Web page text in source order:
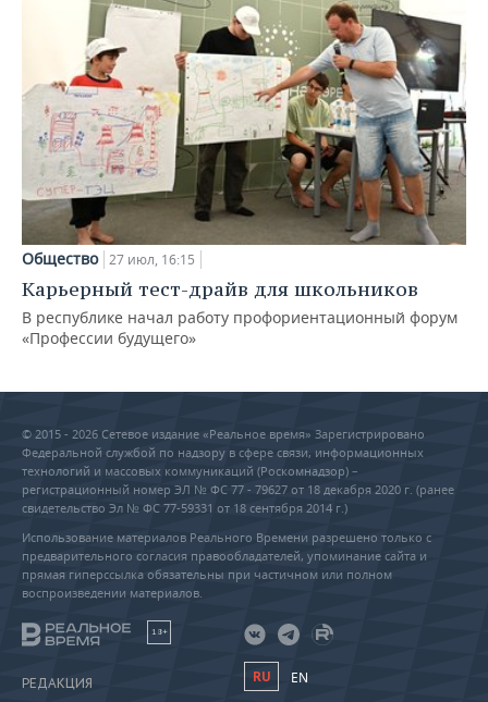
Общество 27 июл, 16:15
Карьерный тест-драйв для школьников
В республике начал работу профориентационный форум
«Профессии будущего»
© 2015 - 2026 Сетевое издание «Реальное время» Зарегистрировано
Федеральной службой по надзору в сфере связи, информационных
технологий и массовых коммуникаций (Роскомнадзор) –
регистрационный номер ЭЛ № ФС 77 - 79627 от 18 декабря 2020 г. (ранее
свидетельство Эл № ФС 77-59331 от 18 сентября 2014 г.)
Использование материалов Реального Времени разрешено только с
предварительного согласия правообладателей, упоминание сайта и
прямая гиперссылка обязательны при частичном или полном
воспроизведении материалов.
18+
РЕДАКЦИЯ
RU EN